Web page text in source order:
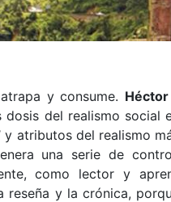
y consume.
del realismo social
y atributos del realismo
una serie de
como lector y
y la crónica,